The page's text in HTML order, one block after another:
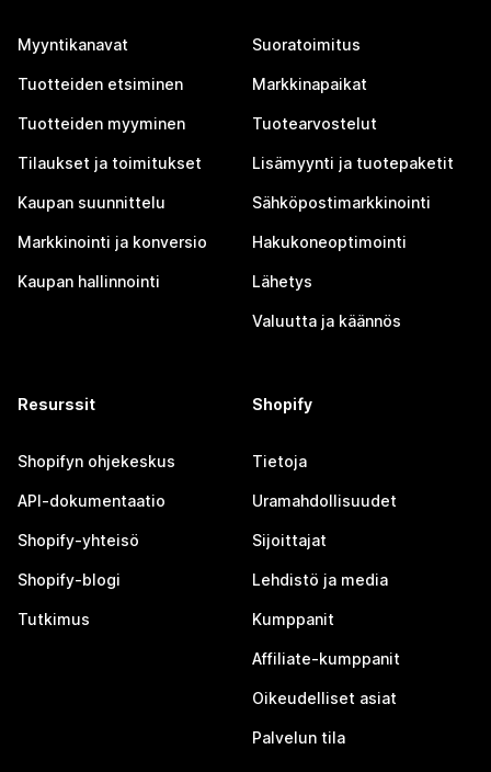
Myyntikanavat
Tuotteiden etsiminen
Tuotteiden myyminen
Tilaukset ja toimitukset
Kaupan suunnittelu
Markkinointi ja konversio
Kaupan hallinnointi
Suoratoimitus
Markkinapaikat
Tuotearvostelut
Lisämyynti ja tuotepaketit
Sähköpostimarkkinointi
Hakukoneoptimointi
Lähetys
Valuutta ja käännös
Resurssit
Shopifyn ohjekeskus
API-dokumentaatio
Shopify-yhteisö
Shopify-blogi
Tutkimus
Shopify
Tietoja
Uramahdollisuudet
Sijoittajat
Lehdistö ja media
Kumppanit
Affiliate-kumppanit
Oikeudelliset asiat
Palvelun tila